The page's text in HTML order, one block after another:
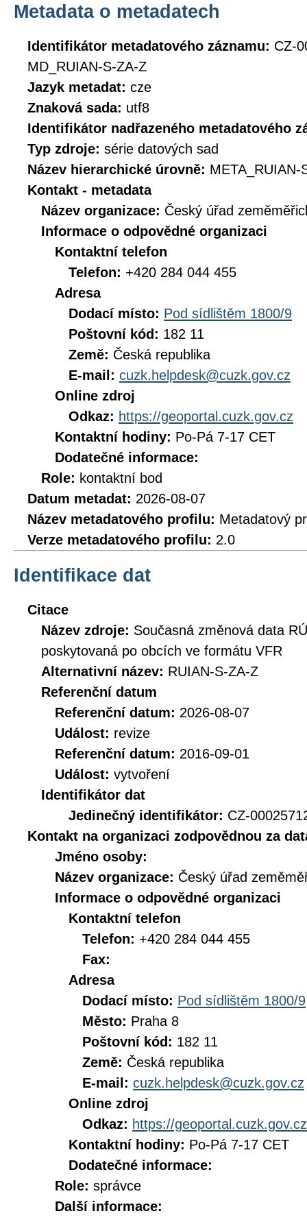
Metadata o metadatech
Identifikátor metadatového záznamu: CZ-
MD_RUIAN-S-ZA-Z
Jazyk metadat: cze
Znaková sada: utf8
Identifikátor nadřazeného metadatového
Typ zdroje: série datových sad
Název hierarchické úrovně: META_RUIAN-
Kontakt - metadata
Název organizace: Český úřad
Informace o odpovědné organizaci
Kontaktní telefon
Telefon: +420 284 044 455
Adresa
Dodací místo: Pod sídlištěm 1800/9
Poštovní kód: 182 11
Země: Česká republika
E-mail: cuzk.helpdesk@cuzk.gov.cz
Online zdroj
Odkaz: https://geoportal.cuzk.gov.cz
Kontaktní hodiny: Po-Pá 7-17 CET
Dodatečné informace:
Role: kontaktní bod
Datum metadat: 2026-08-07
Název metadatového profilu: Metadatový
Verze metadatového profilu: 2.0
Identifikace dat
Citace
Název zdroje: Současná změnová data
poskytovaná po obcích ve formátu VFR
Alternativní název: RUIAN-S-ZA-Z
Referenční datum
Referenční datum: 2026-08-07
Událost: revize
Referenční datum: 2016-09-01
Událost: vytvoření
Identifikátor dat
Jedinečný identifikátor: CZ-
Kontakt na organizaci zodpovědnou za
Jméno osoby:
Název organizace: Český úřad
Informace o odpovědné organizaci
Kontaktní telefon
Telefon: +420 284 044 455
Fax:
Adresa
Dodací místo: Pod sídlištěm 1800/9
Město: Praha 8
Poštovní kód: 182 11
Země: Česká republika
E-mail: cuzk.helpdesk@cuzk.gov.cz
Online zdroj
Odkaz: https://geoportal.cuzk.gov.cz
Kontaktní hodiny: Po-Pá 7-17 CET
Dodatečné informace:
Role: správce
Další informace: